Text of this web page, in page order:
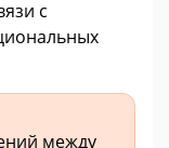
с
между